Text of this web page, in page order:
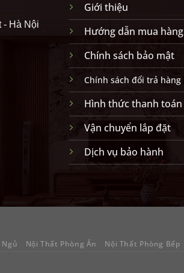
- Hà Nội
Giới thiệu
Hướng dẫn mua hàng
Chính sách bảo mật
Chính sách đổi trả hàng
Hình thức thanh toán
Vận chuyển lắp đặt
Dịch vụ bảo hành
Nội Thất Phòng Ăn Nội Thất Phòng Bếp